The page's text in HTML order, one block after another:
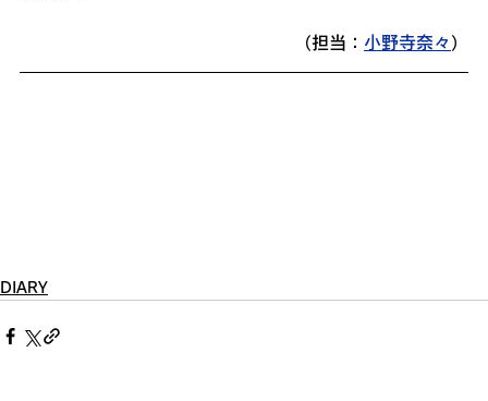
（担当： 小野寺奈々 ）
DIARY